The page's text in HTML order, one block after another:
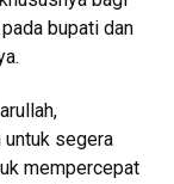
bupati dan
untuk segera
mempercepat